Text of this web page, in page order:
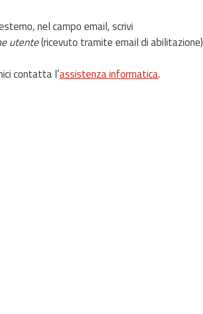
nel campo email, scrivi
utente(ricevuto tramite email di abilitazione)
contatta l’assistenza informatica.